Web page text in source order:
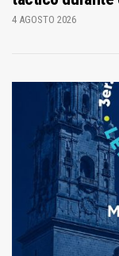
4 AGOSTO 2026